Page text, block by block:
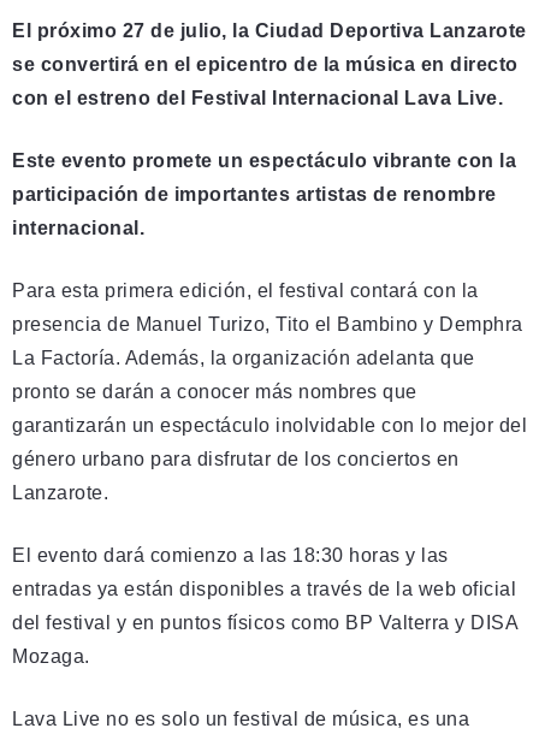
El próximo 27 de julio, la Ciudad Deportiva Lanzarote
se convertirá en el epicentro de la música en directo
con el estreno del Festival Internacional Lava Live.
Este evento promete un espectáculo vibrante con la
participación de importantes artistas de renombre
internacional.
Para esta primera edición, el festival contará con la
presencia de Manuel Turizo, Tito el Bambino y Demphra
La Factoría. Además, la organización adelanta que
pronto se darán a conocer más nombres que
garantizarán un espectáculo inolvidable con lo mejor del
género urbano para disfrutar de los conciertos en
Lanzarote.
El evento dará comienzo a las 18:30 horas y las
entradas ya están disponibles a través de la web oficial
del festival y en puntos físicos como BP Valterra y DISA
Mozaga.
Lava Live no es solo un festival de música, es una